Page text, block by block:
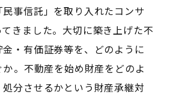
事信託」を取り入れたコンサ
きました。大切に築き上げた不
・有価証券等を、どのように
――。不動産を始め財産をどのよ
分させるかという財産承継対